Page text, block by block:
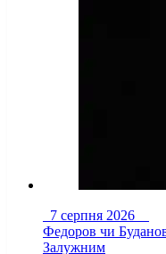
7 серпня 2026
Федоров чи
Залужним